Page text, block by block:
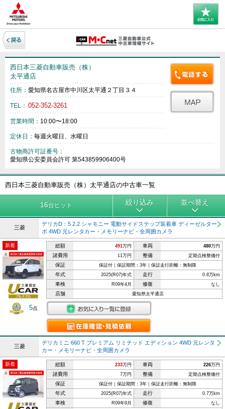
西日本三菱自動車販売（株）
太平通店
住所： 愛知県名古屋市中川区太平通２丁目３４
TEL： 052-352-3261
営業時間： 10:00〜18:00
定休日： 毎週火曜日、水曜日
古物商許可証番号：
愛知県公安委員会許可 第543859906400号
西日本三菱自動車販売（株）太平通店の中古車一覧
16台ヒット 絞り込み 並べ替え
三菱
デリカD：5 2.2 シャモニー 電動サイドステップ装着車 ディーゼルター
ボ 4WD 元レンタカー・メモリーナビ・全周囲カメラ
新着
5点
総額 491万円 車両 480万円
諸費用 11万円 整備 定期点検整備付
保証 保証付｜保証期間：3年｜保証走行距離：無制限
年式 2025(R07)年式 走行 0.8万km
車検 R09年4月 修復 なし
店舗 愛知県太平通店
三菱
デリカミニ 660 T プレミアム リミテッド エディション 4WD 元レンタ
カー・メモリーナビ・全周囲カメラ
新着 総額 233万円 車両 226万円
諸費用 7万円 整備 定期点検整備付
保証 保証付｜保証期間：3年｜保証走行距離：無制限
年式 2025(R07)年式 走行 0.7万km
車検 R09年9月 修復 なし